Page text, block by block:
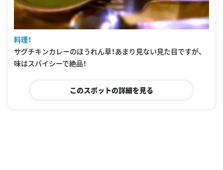
料理！
サグチキンカレーのほうれん草！あまり見ない見た目ですが、
味はスパイシーで絶品！
このスポットの詳細を見る